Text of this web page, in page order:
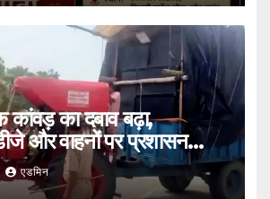
कांवड़ का दबाव बढ़ा,
और वाहनों पर प्रशासन
एडमिन